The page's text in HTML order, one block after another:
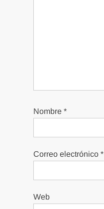
Nombre*
Correo electrónico*
Web